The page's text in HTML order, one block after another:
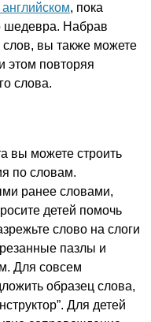
, пока
шедевра. Набрав
вы также можете
этом повторяя
слова.
вы можете строить
по словам.
ранее словами,
детей помочь
слово на слоги
пазлы и
Для совсем
образец слова,
Для детей